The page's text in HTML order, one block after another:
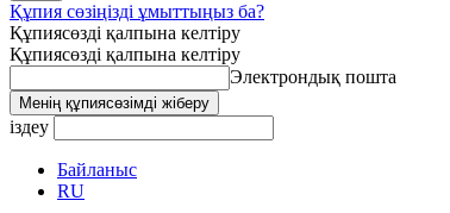
Құпия сөзіңізді ұмыттыңыз ба?
Құпиясөзді қалпына келтіру
Құпиясөзді қалпына келтіру
Электрондық пошта
іздеу
Байланыс
RU